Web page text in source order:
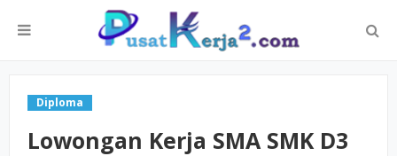
Diploma
Lowongan Kerja SMA SMK D3